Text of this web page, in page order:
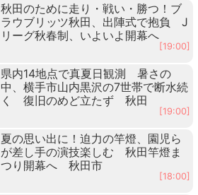
秋田のために走り・戦い・勝つ！ブ
ラウブリッツ秋田、出陣式で抱負 J
リーグ秋春制、いよいよ開幕へ
[19:00]
県内14地点で真夏日観測 暑さの
中、横手市山内黒沢の7世帯で断水続
く 復旧のめど立たず 秋田
[19:00]
夏の思い出に！迫力の竿燈、園児ら
が差し手の演技楽しむ 秋田竿燈ま
つり開幕へ 秋田市
[18:00]